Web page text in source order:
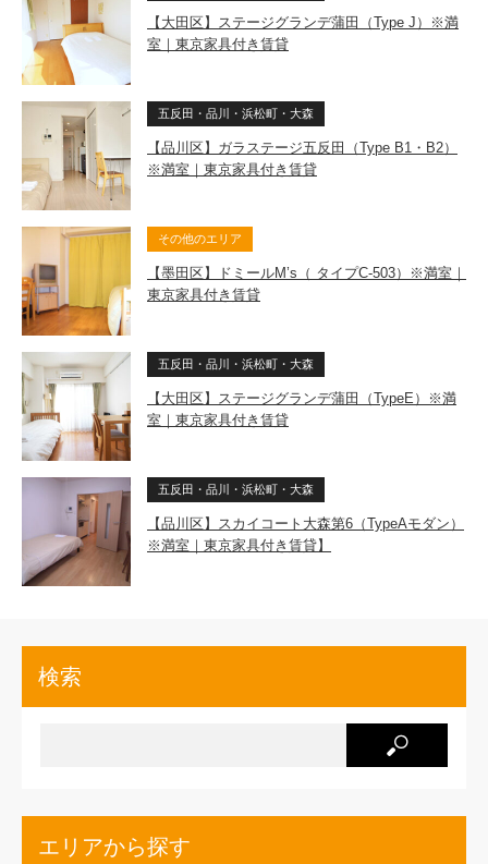
【大田区】ステージグランデ蒲田（Type J）※満
室｜東京家具付き賃貸
五反田・品川・浜松町・大森
【品川区】ガラステージ五反田（Type B1・B2）
※満室｜東京家具付き賃貸
その他のエリア
【墨田区】ドミールM’s（ タイプC-503）※満室｜
東京家具付き賃貸
五反田・品川・浜松町・大森
【大田区】ステージグランデ蒲田（TypeE）※満
室｜東京家具付き賃貸
五反田・品川・浜松町・大森
【品川区】スカイコート大森第6（TypeAモダン）
※満室｜東京家具付き賃貸】
検索
エリアから探す